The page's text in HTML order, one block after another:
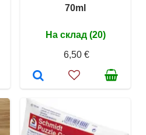
70ml
На склад (20)
6,50 €